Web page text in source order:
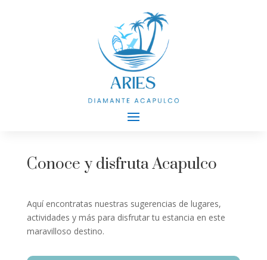
Conoce y disfruta Acapulco
Aquí encontratas nuestras sugerencias de lugares,
actividades y más para disfrutar tu estancia en este
maravilloso destino.